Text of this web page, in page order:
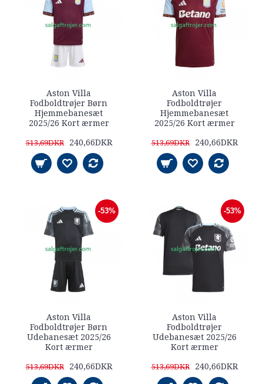
Aston Villa
Fodboldtrøjer Børn
Hjemmebanesæt
2025/26 Kort ærmer
513,69DKR 240,66DKR
Aston Villa
Fodboldtrøjer
Hjemmebanesæt
2025/26 Kort ærmer
513,69DKR 240,66DKR
-53%
Aston Villa
Fodboldtrøjer Børn
Udebanesæt 2025/26
Kort ærmer
513,69DKR 240,66DKR
-53%
Aston Villa
Fodboldtrøjer
Udebanesæt 2025/26
Kort ærmer
513,69DKR 240,66DKR